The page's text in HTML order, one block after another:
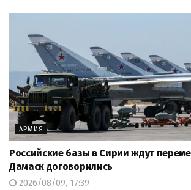
АРМИЯ
Российские базы в Сирии ждут
Дамаск договорились
2026/08/09, 17:39